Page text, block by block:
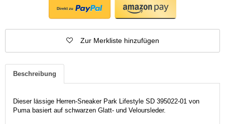
Zur Merkliste hinzufügen
Beschreibung
Dieser lässige Herren-Sneaker Park Lifestyle SD 395022-01 von
Puma basiert auf schwarzen Glatt- und Veloursleder.